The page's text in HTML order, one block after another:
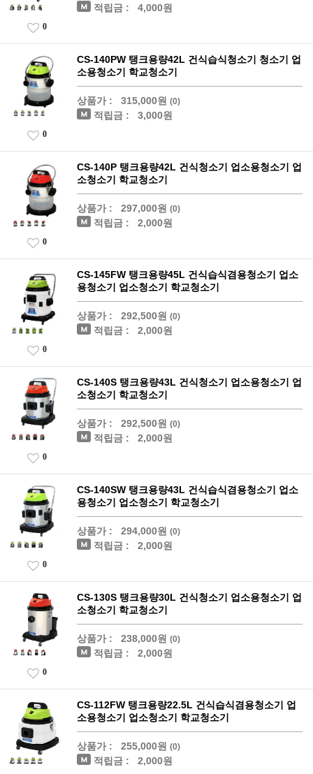
적립금 : 4,000원
0
CS-140PW 탱크용량42L 건식습식청소기 청소기 업
소용청소기 학교청소기
상품가 : 315,000원 (0)
적립금 : 3,000원
0
CS-140P 탱크용량42L 건식청소기 업소용청소기 업
소청소기 학교청소기
상품가 : 297,000원 (0)
적립금 : 2,000원
0
CS-145FW 탱크용량45L 건식습식겸용청소기 업소
용청소기 업소청소기 학교청소기
상품가 : 292,500원 (0)
적립금 : 2,000원
0
CS-140S 탱크용량43L 건식청소기 업소용청소기 업
소청소기 학교청소기
상품가 : 292,500원 (0)
적립금 : 2,000원
0
CS-140SW 탱크용량43L 건식습식겸용청소기 업소
용청소기 업소청소기 학교청소기
상품가 : 294,000원 (0)
적립금 : 2,000원
0
CS-130S 탱크용량30L 건식청소기 업소용청소기 업
소청소기 학교청소기
상품가 : 238,000원 (0)
적립금 : 2,000원
0
CS-112FW 탱크용량22.5L 건식습식겸용청소기 업
소용청소기 업소청소기 학교청소기
상품가 : 255,000원 (0)
적립금 : 2,000원